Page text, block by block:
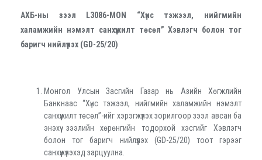
АХБ-ны зээл L3086-МО N “Хүнс тэжээл, нийгмийн
халамжийн нэмэлт санхүүжилт төсөл” Хэвлэгч болон тог
баригч нийлүүлэх (GD-25/20)
Монгол Улсын Засгийн Газар нь Азийн Хөгжлийн
Банкнаас “Хүнс тэжээл, нийгмийн халамжийн нэмэлт
санхүүжилт төсөл”-ийг хэрэгжүүлэх зорилгоор зээл авсан ба
энэхүү зээлийн хөрөнгийн тодорхой хэсгийг Хэвлэгч
болон тог баригч нийлүүлэх (GD-25/20) тоот гэрээг
санхүүжүүлэхэд зарцуулна.